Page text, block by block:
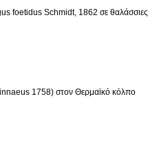
foetidus Schmidt, 1862 σε θαλάσσιες
1758) στον Θερμαϊκό κόλπο